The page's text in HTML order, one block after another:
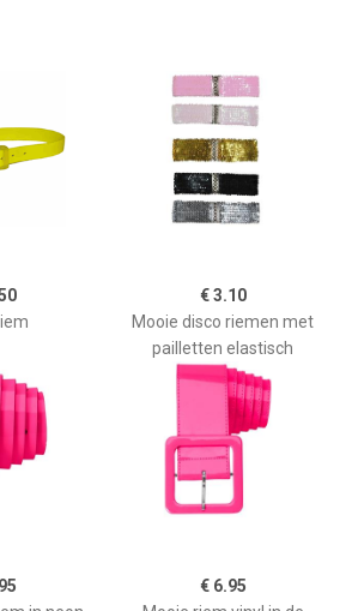
€ 3.10
Mooie disco riemen met
pailletten elastisch
€ 6.95